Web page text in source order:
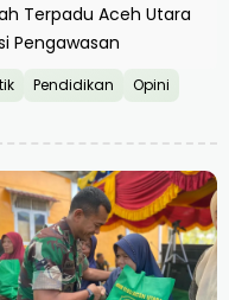
Terpadu Aceh Utara
Pengawasan
Pendidikan
Opini